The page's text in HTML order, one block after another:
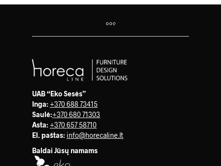
UAB “Eko Sesės”
Inga: +370 688 73415
Saulė:+370 680 71303
Asta: +370 657 58710
El. paštas: info@horecaline.lt
Baldai Jūsų namams